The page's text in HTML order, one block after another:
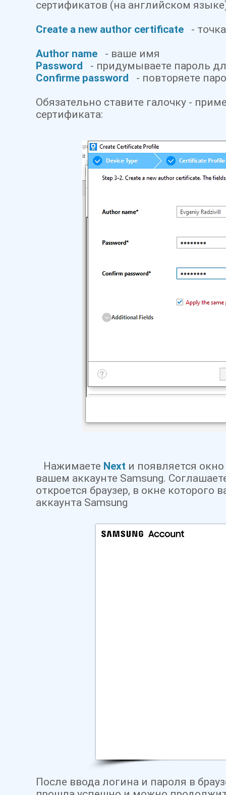
сертификатов (на английском
Create a new author certificate -
Author name - ваше имя
Password - придумываете пароль
Confirme password - повторяете
Обязательно ставите галочку -
сертификата:
Нажимаете Next и появляется
вашем аккаунте Samsung.
откроется браузер, в окне
аккаунта Samsung
После ввода логина и пароля в